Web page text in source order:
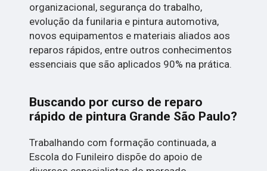
organizacional, segurança do trabalho,
evolução da funilaria e pintura automotiva,
novos equipamentos e materiais aliados aos
reparos rápidos, entre outros conhecimentos
essenciais que são aplicados 90% na prática.
Buscando por curso de reparo
rápido de pintura Grande São Paulo?
Trabalhando com formação continuada, a
Escola do Funileiro dispõe do apoio de